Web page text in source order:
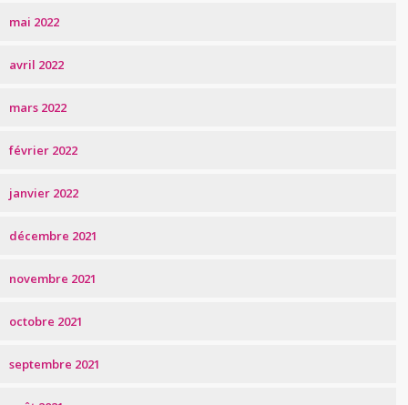
mai 2022
avril 2022
mars 2022
février 2022
janvier 2022
décembre 2021
novembre 2021
octobre 2021
septembre 2021